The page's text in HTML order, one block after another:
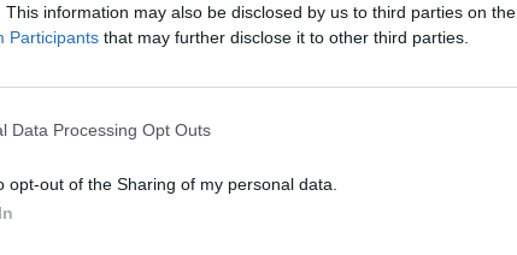
This information may also be disclosed by us to third parties on the
Participants that may further disclose it to other third parties.
Data Processing Opt Outs
opt-out of the Sharing of my personal data.
neu zu entdecken.
Veranstaltung, die sowohl Kunstfans als auch
für eine eindrucksvolle Kulisse und stellt das